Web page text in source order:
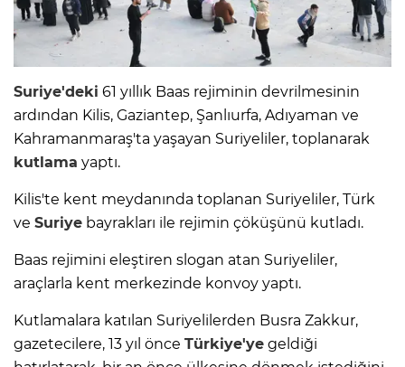
Suriye'deki 61 yıllık Baas rejiminin devrilmesinin
ardından Kilis, Gaziantep, Şanlıurfa, Adıyaman ve
Kahramanmaraş'ta yaşayan Suriyeliler, toplanarak
kutlama yaptı.
Kilis'te kent meydanında toplanan Suriyeliler, Türk
ve Suriye bayrakları ile rejimin çöküşünü kutladı.
Baas rejimini eleştiren slogan atan Suriyeliler,
araçlarla kent merkezinde konvoy yaptı.
Kutlamalara katılan Suriyelilerden Busra Zakkur,
gazetecilere, 13 yıl önce Türkiye'ye geldiği